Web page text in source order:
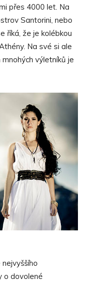
přes 4000 let. Na
Santorini, nebo
říká, že je kolébkou
Na své si ale
výletníků je
o dovolené